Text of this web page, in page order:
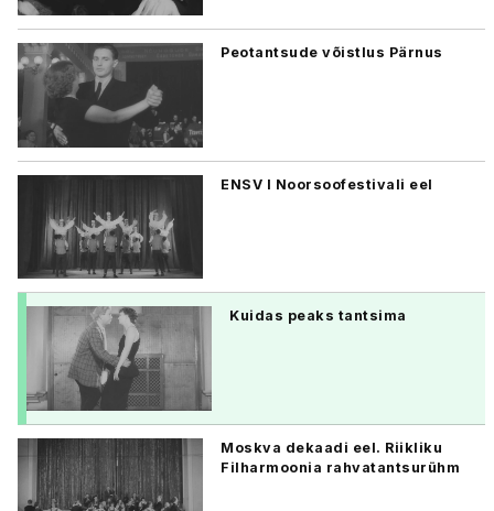
Peotantsude võistlus Pärnus
ENSV I Noorsoofestivali eel
Kuidas peaks tantsima
Moskva dekaadi eel. Riikliku
Filharmoonia rahvatantsurühm